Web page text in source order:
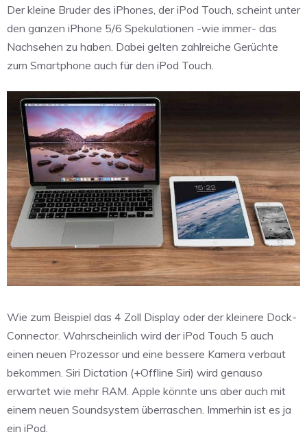
Der kleine Bruder des iPhones, der iPod Touch, scheint unter
den ganzen iPhone 5/6 Spekulationen -wie immer- das
Nachsehen zu haben. Dabei gelten zahlreiche Gerüchte
zum Smartphone auch für den iPod Touch.
Wie zum Beispiel das 4 Zoll Display oder der kleinere Dock-
Connector. Wahrscheinlich wird der iPod Touch 5 auch
einen neuen Prozessor und eine bessere Kamera verbaut
bekommen. Siri Dictation (+Offline Siri) wird genauso
erwartet wie mehr RAM. Apple könnte uns aber auch mit
einem neuen Soundsystem überraschen. Immerhin ist es ja
ein iPod.